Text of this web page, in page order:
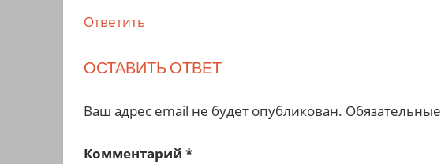
Ответить
ОСТАВИТЬ ОТВЕТ
Ваш адрес email не будет опубликован.
Комментарий *